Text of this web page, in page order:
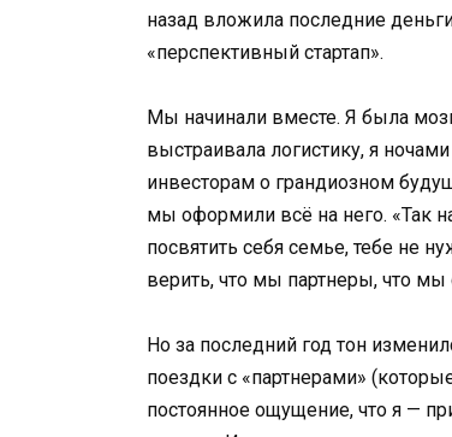
назад вложила последние
«перспективный стартап».
Мы начинали вместе. Я была
выстраивала логистику, я
инвесторам о грандиозном
мы оформили всё на него. «Так
посвятить себя семье, тебе не
верить, что мы партнеры, что мы
Но за последний год тон
поездки с «партнерами»
постоянное ощущение, что я —